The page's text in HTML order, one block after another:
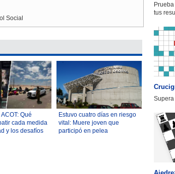
Social
Qué
cada medida
y los desafíos
Estuvo cuatro días en riesgo
vital: Muere joven que
participó en pelea
tus